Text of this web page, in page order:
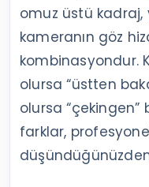
omuz üstü kadraj,
kameranın göz
kombinasyondur.
olursa “üstten
olursa “çekingen”
farklar,